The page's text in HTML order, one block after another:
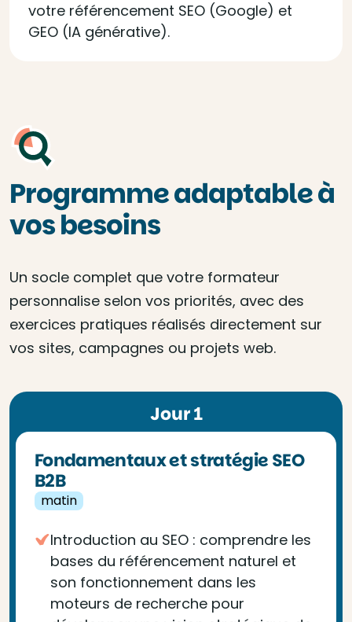
votre référencement SEO (Google) et
GEO (IA générative).
Programme adaptable à
vos besoins
Un socle complet que votre formateur
personnalise selon vos priorités, avec des
exercices pratiques réalisés directement sur
vos sites, campagnes ou projets web.
Jour 1
Fondamentaux et stratégie SEO
B2B
matin
Introduction au SEO : comprendre les
bases du référencement naturel et
son fonctionnement dans les
moteurs de recherche pour